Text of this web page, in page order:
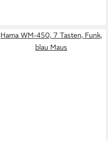
Hama WM-450, 7 Tasten, Funk,
blau Maus